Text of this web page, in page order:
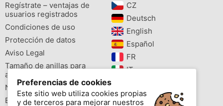
Regístrate – ventajas de
usuarios registrados
Condiciones de uso
Protección de datos
Aviso Legal
Tamaño de anillas para
aves
Newsletter
Buscador de especies
CZ‎
Deutsch‎
English‎
Español‎
FR‎
IT‎
PL‎
Preferencias de cookies
Este sitio web utiliza cookies propias
y de terceros para mejorar nuestros